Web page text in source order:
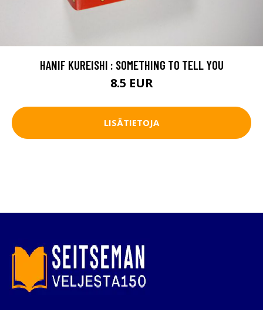
HANIF KUREISHI : SOMETHING TO TELL YOU
8.5 EUR
LISÄTIETOJA